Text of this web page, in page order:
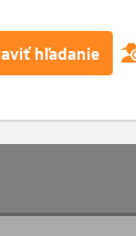
hľadanie